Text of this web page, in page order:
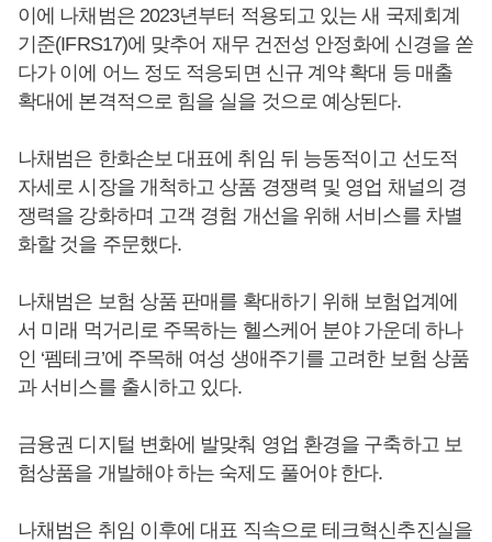
이에 나채범은 2023년부터 적용되고 있는 새 국제회계
기준(IFRS17)에 맞추어 재무 건전성 안정화에 신경을 쏟
다가 이에 어느 정도 적응되면 신규 계약 확대 등 매출
확대에 본격적으로 힘을 실을 것으로 예상된다.
나채범은 한화손보 대표에 취임 뒤 능동적이고 선도적
자세로 시장을 개척하고 상품 경쟁력 및 영업 채널의 경
쟁력을 강화하며 고객 경험 개선을 위해 서비스를 차별
화할 것을 주문했다.
나채범은 보험 상품 판매를 확대하기 위해 보험업계에
서 미래 먹거리로 주목하는 헬스케어 분야 가운데 하나
인 ‘펨테크’에 주목해 여성 생애주기를 고려한 보험 상품
과 서비스를 출시하고 있다.
금융권 디지털 변화에 발맞춰 영업 환경을 구축하고 보
험상품을 개발해야 하는 숙제도 풀어야 한다.
나채범은 취임 이후에 대표 직속으로 테크혁신추진실을